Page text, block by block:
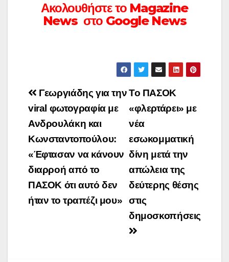
Ακολουθήστε το Magazine
News στο Google News
Πλοήγηση
άρθρων
Το ΠΑΣΟΚ
«φλερτάρει» με
νέα
εσωκομματική
δίνη μετά την
απώλεια της
δεύτερης θέσης
στις
δημοσκοπήσεις
Γεωργιάδης για την
viral φωτογραφία με
Ανδρουλάκη και
Κωνσταντοπούλου:
«Έφτασαν να κάνουν
διαρροή από το
ΠΑΣΟΚ ότι αυτό δεν
ήταν το τραπέζι μου»